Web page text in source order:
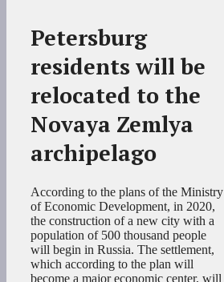
Petersburg
residents will be
relocated to the
Novaya Zemlya
archipelago
According to the plans of the Ministry
of Economic Development, in 2020,
the construction of a new city with a
population of 500 thousand people
will begin in Russia. The settlement,
which according to the plan will
become a major economic center, will